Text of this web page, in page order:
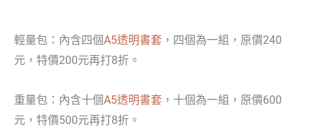
本/
組)-
效
手
輕量包：內含四個A5透明書套 ，四個為一組，原價240
元，特價200元再打8折。
重量包：內含十個A5透明書套 ，十個為一組，原價600
元，特價500元再打8折。